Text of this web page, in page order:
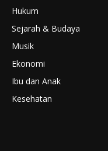
Hukum
Sejarah & Budaya
Musik
Ekonomi
Ibu dan Anak
Kesehatan